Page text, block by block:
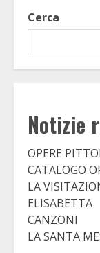
Cerca
Notizie
OPERE
CATALOGO
LA
ELISABETTA
CANZONI
LA SANTA